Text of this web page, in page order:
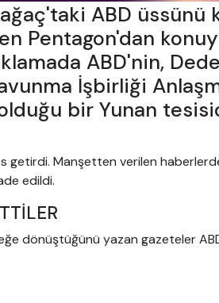
ABD üssünü
Pentagon'dan
ABD'nin,
İşbirliği
bir Yunan
getirdi. Manşetten verilen
edildi.
dönüştüğünü yazan gazeteler